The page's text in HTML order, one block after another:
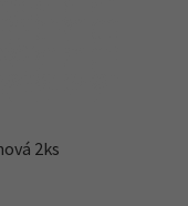
2ks